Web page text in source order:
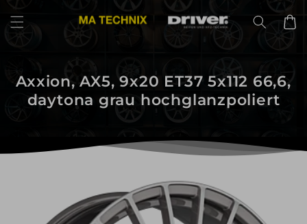
zum
Inhalt
Axxion, AX5, 9x20 ET37 5x112 66,6,
daytona grau hochglanzpoliert